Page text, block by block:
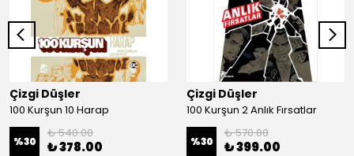
Çizgi Düşler
100 Kurşun 10 Harap
%30
₺ 540.00
₺ 378.00
Çizgi Düşler
100 Kurşun 2 Anlık Fırsatlar
%30
₺ 570.00
₺ 399.00